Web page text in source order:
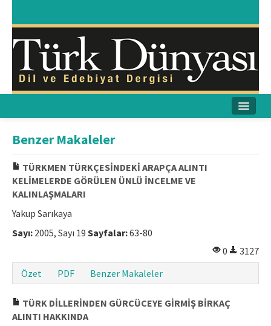
Yayın Kurulu
Etik İlkeler
İletişim
Makale Gönder
ISSN: 1301-0077 · e-ISSN: 2651-5091
Benzer Makaleler
TÜRKMEN TÜRKÇESİNDEKİ ARAPÇA ALINTI
KELİMELERDE GÖRÜLEN ÜNLÜ İNCELME VE
KALINLAŞMALARI
Yakup Sarıkaya
Sayı: 2005, Sayı 19 Sayfalar:63-80
0
3127
Özet
PDF Benzer Makaleler
TÜRK DİLLERİNDEN GÜRCÜCEYE GİRMİŞ BİRKAÇ
ALINTI HAKKINDA